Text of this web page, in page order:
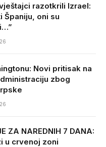
razotkrili Izrael:
Španiju, oni su
Novi pritisak na
zbog
ZA NAREDNIH 7 DANA:
u crvenoj zoni